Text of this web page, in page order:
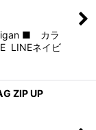
■ カラ
ネイビ
ZIP UP